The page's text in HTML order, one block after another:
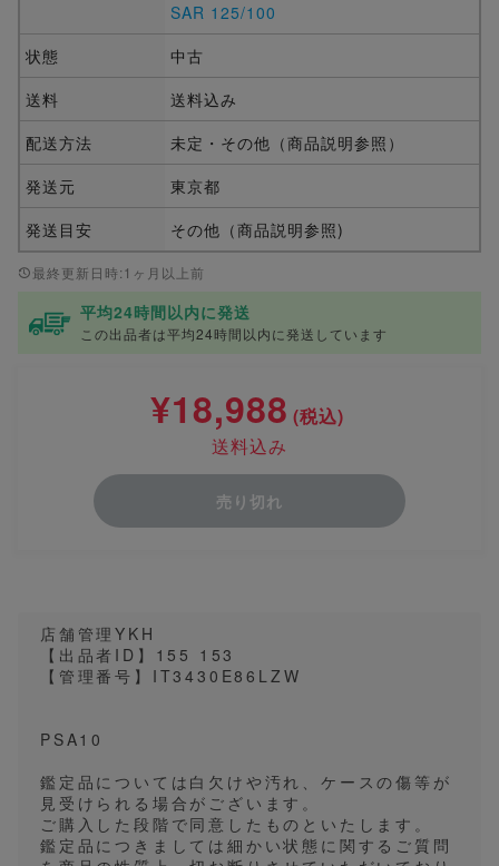
SAR 125/100
状態
中古
送料
送料込み
配送方法
未定・その他（商品説明参照）
発送元
東京都
発送目安
その他（商品説明参照)
最終更新日時:1ヶ月以上前
平均24時間以内に発送
この出品者は平均24時間以内に発送しています
¥18,988 (税込)
送料込み
売り切れ
店舗管理YKH
【出品者ID】155 153
【管理番号】IT3430E86LZW
PSA10
鑑定品については白欠けや汚れ、ケースの傷等が
見受けられる場合がございます。
ご購入した段階で同意したものといたします。
鑑定品につきましては細かい状態に関するご質問